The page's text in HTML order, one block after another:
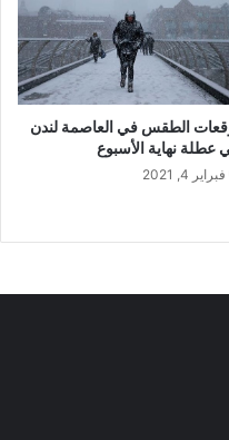
الطقس في العاصمة لندن
عطلة نهاية الأسبوع
فبراير 4, 2021